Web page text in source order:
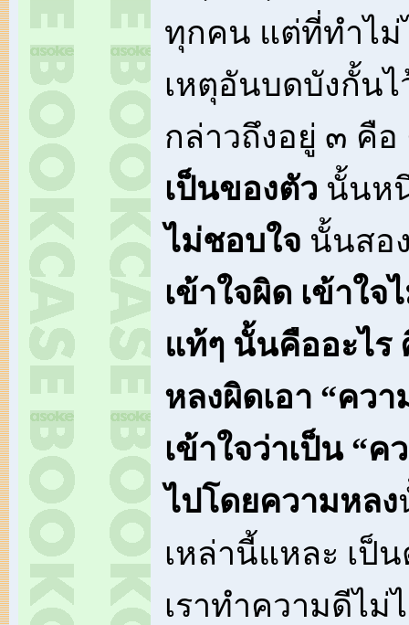
ทุกคน แต่ที่ทำไม่
เหตุอันบดบังกั้น
กล่าวถึงอยู่ ๓ คือ
เป็นของตัว นั้นห
ไม่ชอบใจ นั้นสอ
เข้าใจผิด เข้าใ
แท้ๆ นั้นคืออะไร
หลงผิดเอา “คว
เข้าใจว่าเป็น “
ไปโดยความหลง
เหล่านี้แหละ เป็
เราทำความดีไม่